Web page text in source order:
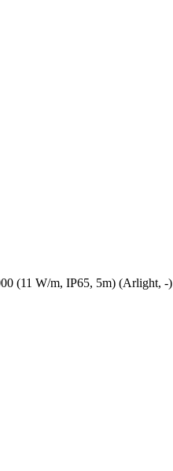
(11 W/m, IP65, 5m) (Arlight, -)